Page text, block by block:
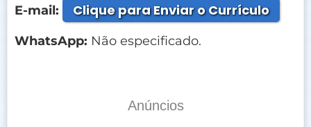
E-mail: Clique para Enviar o Currículo
WhatsApp: Não especificado.
Anúncios